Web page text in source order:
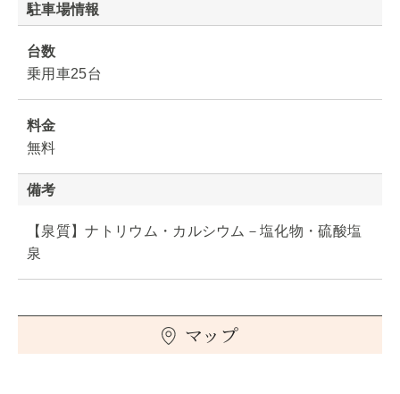
駐車場情報
台数
乗用車25台
料金
無料
備考
【泉質】ナトリウム・カルシウム－塩化物・硫酸塩
泉
マップ